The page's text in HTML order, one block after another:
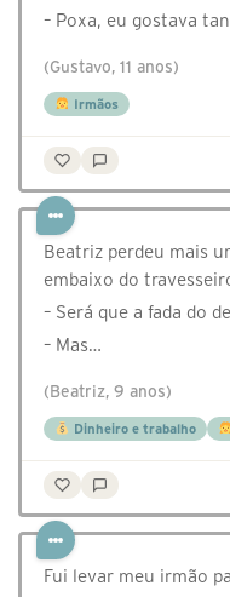
– Poxa, eu gostava
(Gustavo, 11 anos)
Irmãos
Beatriz perdeu mais
embaixo do
– Será que a fada do
– Mas…
(Beatriz, 9 anos)
Dinheiro e trabalho
Fui levar meu irmão